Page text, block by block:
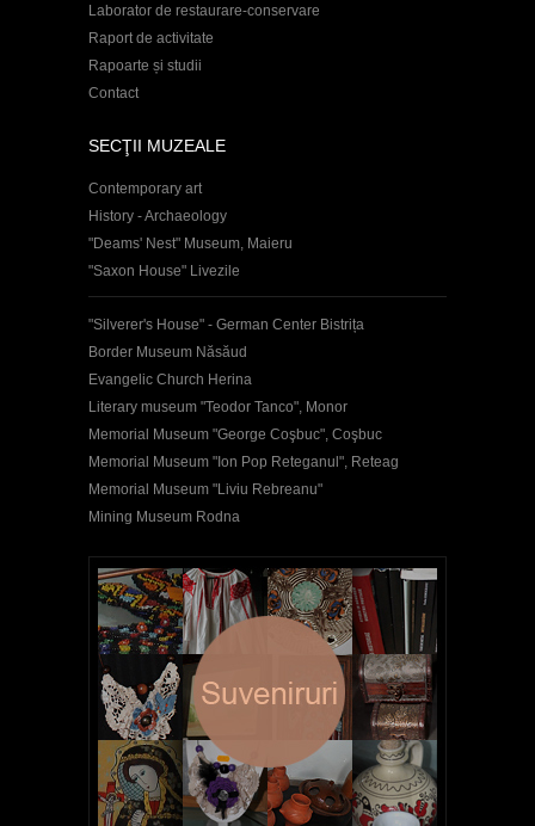
Laborator de restaurare-conservare
Raport de activitate
Rapoarte și studii
Contact
SECŢII MUZEALE
Contemporary art
History - Archaeology
"Deams' Nest" Museum, Maieru
"Saxon House" Livezile
"Silverer's House" - German Center Bistrița
Border Museum Năsăud
Evangelic Church Herina
Literary museum "Teodor Tanco", Monor
Memorial Museum "George Coşbuc", Coşbuc
Memorial Museum "Ion Pop Reteganul", Reteag
Memorial Museum "Liviu Rebreanu"
Mining Museum Rodna